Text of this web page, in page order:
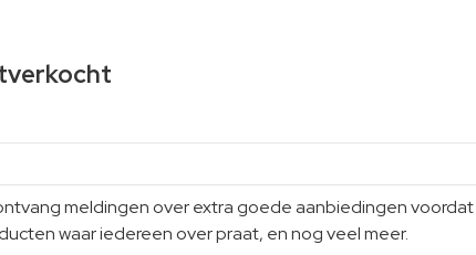
meldingen over extra goede aanbiedingen
waar iedereen over praat, en nog veel meer.